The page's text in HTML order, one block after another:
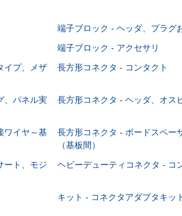
端子ブロック - ヘッダ、プラグ
端子ブロック - アクセサリ
イプ、メザ
長方形コネクタ - コンタクト
、パネル実 長方形コネクタ - ヘッダ、オス
ワイヤ～基
長方形コネクタ - ボードスペー
（基板間）
ート、モジ
ヘビーデューティコネクタ - コ
キット - コネクタアダプタキッ